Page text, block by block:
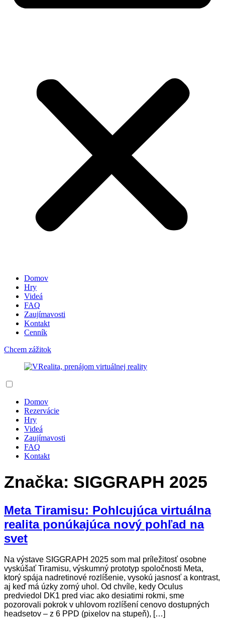
Domov
Hry
Videá
FAQ
Zaujímavosti
Kontakt
Cenník
Chcem zážitok
Domov
Rezervácie
Hry
Videá
Zaujímavosti
FAQ
Kontakt
Značka: SIGGRAPH 2025
Meta Tiramisu: Pohlcujúca virtuálna
realita ponúkajúca nový pohľad na
svet
Na výstave SIGGRAPH 2025 som mal príležitosť osobne
vyskúšať Tiramisu, výskumný prototyp spoločnosti Meta,
ktorý spája nadretinové rozlíšenie, vysokú jasnosť a kontrast,
aj keď má úzky zorný uhol. Od chvíle, kedy Oculus
predviedol DK1 pred viac ako desiatimi rokmi, sme
pozorovali pokrok v uhlovom rozlíšení cenovo dostupných
headsetov – z 6 PPD (pixelov na stupeň), […]